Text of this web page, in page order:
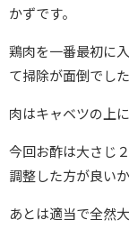
かずです。
鶏肉を一番最初に
て掃除が面倒でした
肉はキャベツの上
今回お酢は大さじ
調整した方が良いか
あとは適当で全然